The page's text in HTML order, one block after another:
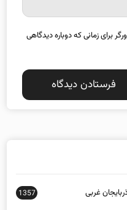
برای زمانی که دوباره دیدگاهی
غربی 1357